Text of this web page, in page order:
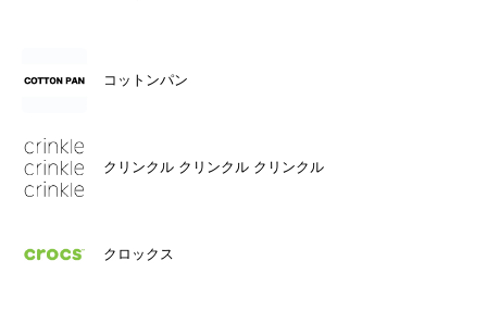
コットンパン
クリンクル クリンクル クリンクル
クロックス